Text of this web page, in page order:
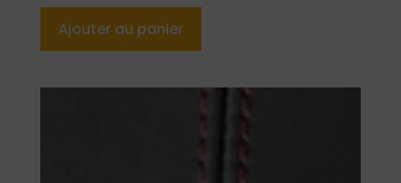
Ajouter au panier